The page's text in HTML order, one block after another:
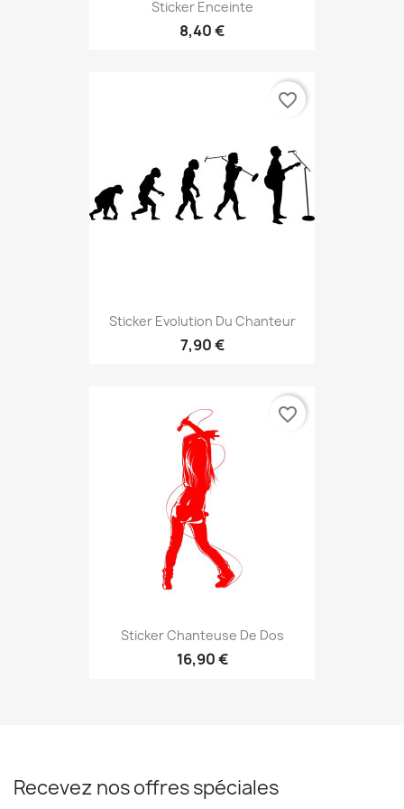
Sticker Enceinte
8,40 €
Sticker Evolution Du Chanteur
7,90 €
favorite_border
Sticker Chanteuse De Dos
16,90 €
favorite_border
Recevez nos offres spéciales